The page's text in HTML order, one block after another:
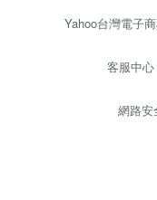
Yahoo台灣電子
客服中心
網路安